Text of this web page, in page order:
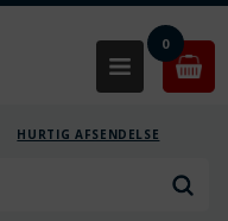
0
HURTIG AFSENDELSE